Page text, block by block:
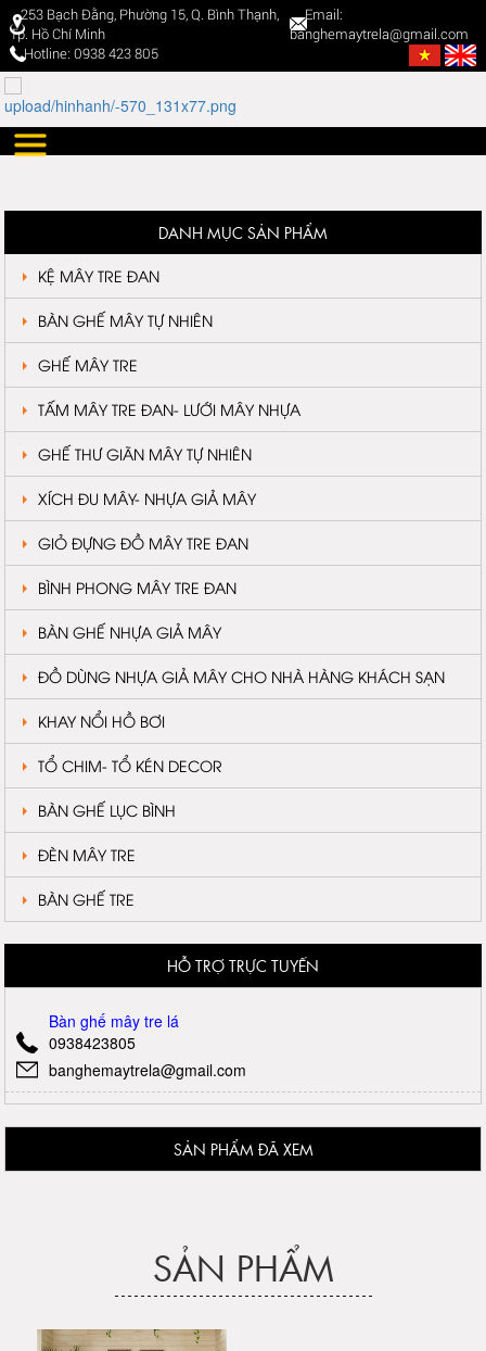
253 Bạch Đằng, Phường 15, Q. Bình Thạnh,
Tp. Hồ Chí Minh
Email:
banghemaytrela@gmail.com
Hotline: 0938 423 805
DANH MỤC SẢN PHẨM
KỆ MÂY TRE ĐAN
BÀN GHẾ MÂY TỰ NHIÊN
GHẾ MÂY TRE
TẤM MÂY TRE ĐAN- LƯỚI MÂY NHỰA
GHẾ THƯ GIÃN MÂY TỰ NHIÊN
XÍCH ĐU MÂY- NHỰA GIẢ MÂY
GIỎ ĐỰNG ĐỒ MÂY TRE ĐAN
BÌNH PHONG MÂY TRE ĐAN
BÀN GHẾ NHỰA GIẢ MÂY
ĐỒ DÙNG NHỰA GIẢ MÂY CHO NHÀ HÀNG KHÁCH SẠN
KHAY NỔI HỒ BƠI
TỔ CHIM- TỔ KÉN DECOR
BÀN GHẾ LỤC BÌNH
ĐÈN MÂY TRE
BÀN GHẾ TRE
HỖ TRỢ TRỰC TUYẾN
Bàn ghế mây tre lá
0938423805
banghemaytrela@gmail.com
SẢN PHẨM ĐÃ XEM
SẢN PHẨM